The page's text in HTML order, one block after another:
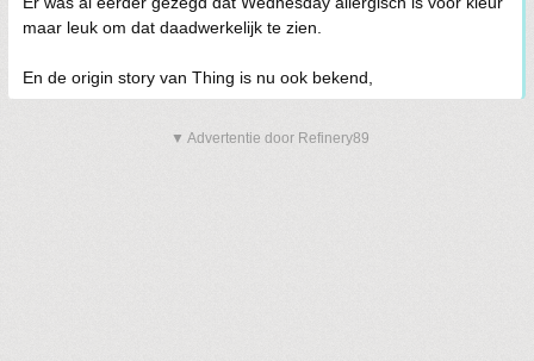
maar leuk om dat daadwerkelijk te zien.
En de origin story van Thing is nu ook bekend,
▼ Advertentie door Refinery89